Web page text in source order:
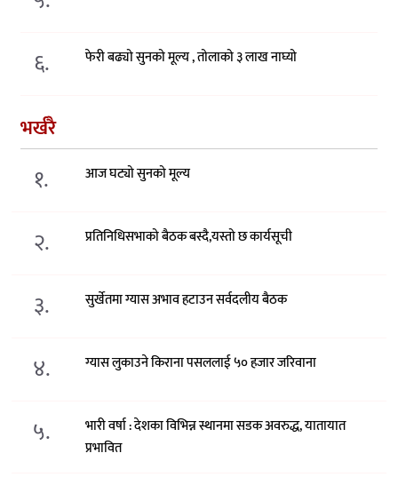
६. फेरी बढ्यो सुनको मूल्य , तोलाको ३ लाख नाघ्यो
भर्खरै
१. आज घट्यो सुनको मूल्य
२. प्रतिनिधिसभाको बैठक बस्दै,यस्तो छ कार्यसूची
३. सुर्खेतमा ग्यास अभाव हटाउन सर्वदलीय बैठक
४. ग्यास लुकाउने किराना पसललाई ५० हजार जरिवाना
५.
भारी वर्षा : देशका विभिन्न स्थानमा सडक अवरुद्ध, यातायात
प्रभावित